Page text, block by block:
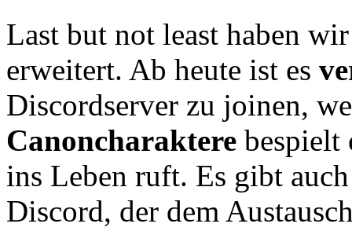
Last but not least haben
erweitert. Ab heute ist es
Discordserver zu joinen,
Canoncharaktere
ins Leben ruft. Es gibt
Discord, der dem